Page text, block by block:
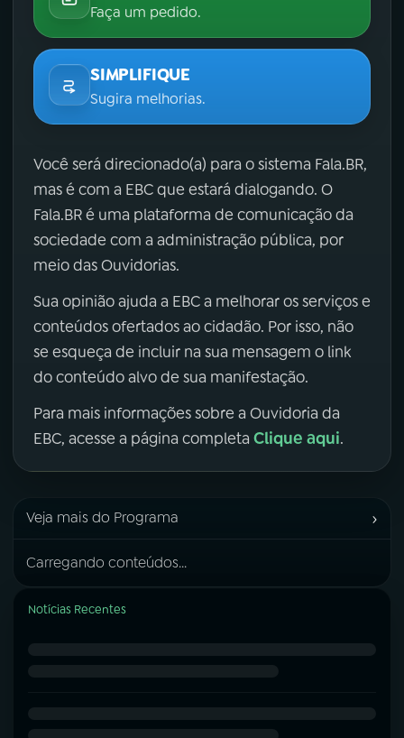
Faça um pedido.
SIMPLIFIQUE
Sugira melhorias.
Você será direcionado(a) para o sistema Fala.BR,
mas é com a EBC que estará dialogando. O
Fala.BR é uma plataforma de comunicação da
sociedade com a administração pública, por
meio das Ouvidorias.
Sua opinião ajuda a EBC a melhorar os serviços e
conteúdos ofertados ao cidadão. Por isso, não
se esqueça de incluir na sua mensagem o link
do conteúdo alvo de sua manifestação.
Para mais informações sobre a Ouvidoria da
EBC, acesse a página completa Clique aqui.
Veja mais do Programa ›
Carregando conteúdos...
Notícias Recentes